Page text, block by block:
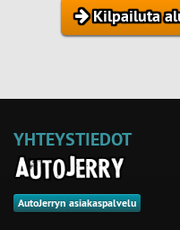
Kilpailuta
YHTEYSTIEDOT
AutoJerryn asiakaspalvelu